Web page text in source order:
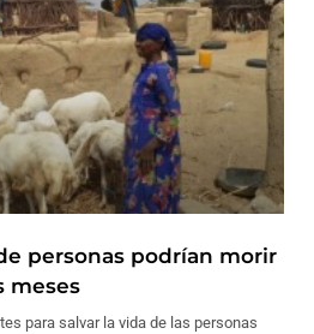
personas podrían morir
meses
para salvar la vida de las personas